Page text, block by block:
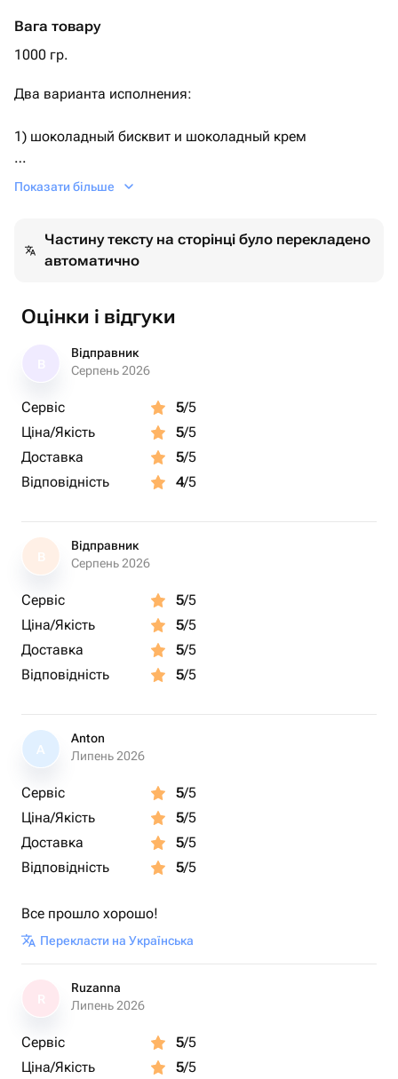
Вага товару
1000 гр.
Два варианта исполнения:
1) шоколадный бисквит и шоколадный крем
2) ванильный бисквит, ванильный крем.
Необходимый Вариант можно указать комментарием
Дизайн также можно обговорить после оформления
Показати більше
Частину тексту на сторінці було перекладено
автоматично
Оцінки і відгуки
Відправник
Серпень 2026
Сервіс 5/5
Ціна/Якість
5/5
Доставка
5/5
Відповідність
4/5
В
Відправник
Серпень 2026
Сервіс 5/5
Ціна/Якість
5/5
Доставка
5/5
Відповідність
5/5
A
Anton
Липень 2026
Сервіс 5/5
Ціна/Якість
5/5
Доставка
5/5
Відповідність
5/5
Все прошло хорошо!
Перекласти на Українська
Ruzanna
Липень 2026
Сервіс 5/5
Ціна/Якість
5/5